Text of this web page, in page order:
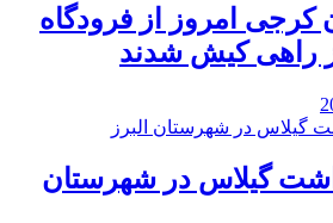
کرجی امروز از فرودگاه
راهی کیش شدند
گیلاس در شهرستان